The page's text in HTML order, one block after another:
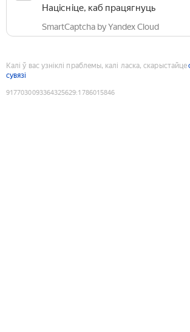
Націсніце, каб працягнуць
SmartCaptcha by Yandex Cloud
Калі ў вас узніклі праблемы, калі ласка, скарыстайце
сувязі
9177030093364325629:1786015846